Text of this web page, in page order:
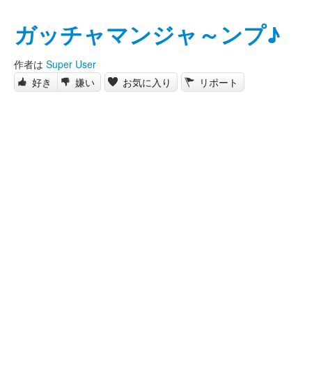
ガッチャマンジャ～ンプ♪
作者は Super User
好き
嫌い お気に入り リポート